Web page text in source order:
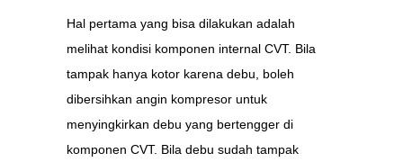
Hal pertama yang bisa dilakukan adalah
melihat kondisi komponen internal CVT. Bila
tampak hanya kotor karena debu, boleh
dibersihkan angin kompresor untuk
menyingkirkan debu yang bertengger di
komponen CVT. Bila debu sudah tampak